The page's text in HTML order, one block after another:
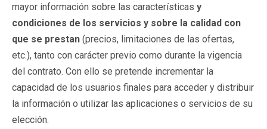
mayor información sobre las características y
condiciones de los servicios y sobre la calidad con
que se prestan (precios, limitaciones de las ofertas,
etc.), tanto con carácter previo como durante la vigencia
del contrato. Con ello se pretende incrementar la
capacidad de los usuarios finales para acceder y distribuir
la información o utilizar las aplicaciones o servicios de su
elección.